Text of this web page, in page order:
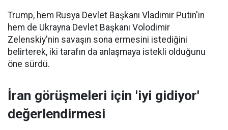
Trump, hem Rusya Devlet Başkanı Vladimir Putin'in
hem de Ukrayna Devlet Başkanı Volodimir
Zelenskiy'nin savaşın sona ermesini istediğini
belirterek, iki tarafın da anlaşmaya istekli olduğunu
öne sürdü.
İran görüşmeleri için 'iyi gidiyor'
değerlendirmesi